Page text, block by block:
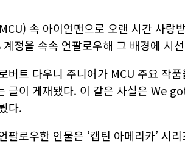
속 아이언맨으로 오랜 시간 사랑
정을 속속 언팔로우해 그 배경에 시
버트 다우니 주니어가 MCU 주요 작
글이 게재됐다. 이 같은 사실은 We
다.
팔로우한 인물은 ‘캡틴 아메리카’ 시